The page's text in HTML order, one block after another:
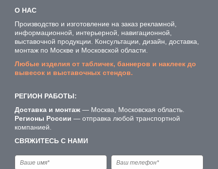
О НАС
Производство и изготовление на заказ рекламной,
информационной, интерьерной, навигационной,
выставочной продукции. Консультации, дизайн, доставка,
монтаж по Москве и Московской области.
Любые изделия от табличек, баннеров и наклеек до
вывесок и выставочных стендов.
РЕГИОН РАБОТЫ:
Доставка и монтаж — Москва, Московская область.
Регионы России — отправка любой транспортной
компанией.
СВЯЖИТЕСЬ С НАМИ